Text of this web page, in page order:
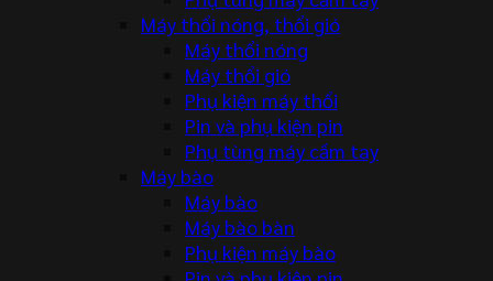
Máy thổi nóng, thổi gió
Máy thổi nóng
Máy thổi gió
Phụ kiện máy thổi
Pin và phụ kiện pin
Phụ tùng máy cầm tay
Máy bào
Máy bào
Máy bào bàn
Phụ kiện máy bào